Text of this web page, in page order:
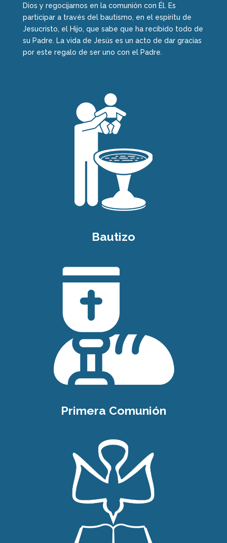
Dios y regocijarnos en la comunión con Él. Es
participar a través del bautismo, en el espíritu de
Jesucristo, el Hijo, que sabe que ha recibido todo de
su Padre. La vida de Jesús es un acto de dar gracias
por este regalo de ser uno con el Padre.
Bautizo
Primera Comunión